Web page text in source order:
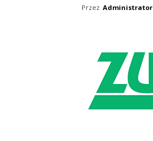
Przez Administrator